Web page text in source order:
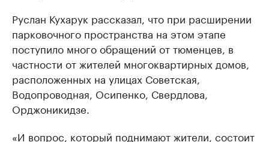
Руслан Кухарук рассказал, что при расширении
парковочного пространства на этом этапе
поступило много обращений от тюменцев, в
частности от жителей многоквартирных домов,
расположенных на улицах Советская,
Водопроводная, Осипенко, Свердлова,
Орджоникидзе.
«И вопрос, который поднимают жители, состоит